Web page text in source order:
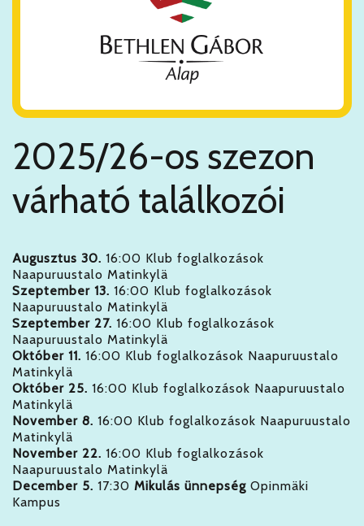
2025/26-os szezon
várható találkozói
Augusztus 30. 16:00 Klub foglalkozások
Naapuruustalo Matinkylä
Szeptember 13. 16:00 Klub foglalkozások
Naapuruustalo Matinkylä
Szeptember 27. 16:00 Klub foglalkozások
Naapuruustalo Matinkylä
Október 11. 16:00 Klub foglalkozások Naapuruustalo
Matinkylä
Október 25. 16:00 Klub foglalkozások Naapuruustalo
Matinkylä
November 8. 16:00 Klub foglalkozások Naapuruustalo
Matinkylä
November 22. 16:00 Klub foglalkozások
Naapuruustalo Matinkylä
December 5. 17:30 Mikulás ünnepség Opinmäki
Kampus